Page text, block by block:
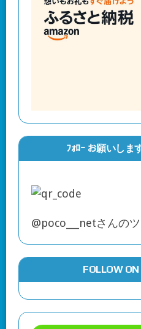
ﾌｫﾛｰ お願いしま
@poco___netさんの
FOLLOW